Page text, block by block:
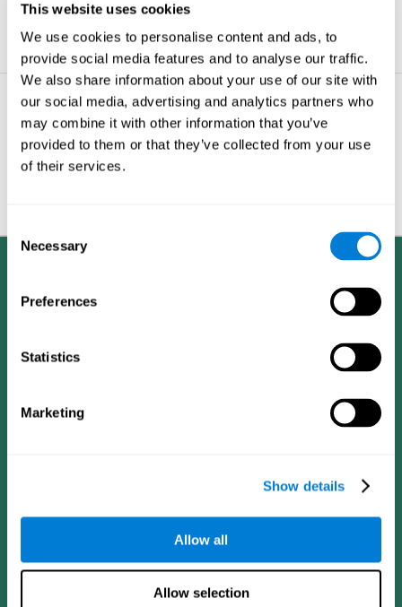
This website uses cookies
We use cookies to personalise content and ads, to
provide social media features and to analyse our traffic.
We also share information about your use of our site with
our social media, advertising and analytics partners who
may combine it with other information that you’ve
provided to them or that they’ve collected from your use
of their services.
Selection
Necessary
Preferences
Statistics
Marketing
Show details
Allow all
Allow selection
مشاكل الذاكرة - الأشياء
التي يجب عليك معرفتها
حول دماغك
عندما تكون نائما, دماغك يبقى
تطبيق CogniFit